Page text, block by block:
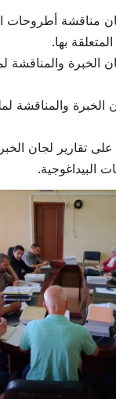
مناقشة أطروحات
بها.
الخبرة والمناقشة
الخبرة والمناقشة
تقارير لجان
البيداغوجية.